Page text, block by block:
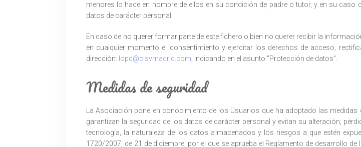
menores lo hace en nombre de ellos en su condición de padre o tutor, y en su
datos de carácter personal.
En caso de no querer formar parte de este fichero o bien no querer recibir la
en cualquier momento el consentimiento y ejercitar los derechos de acceso,
dirección: lopd@cisvmadrid.com , indicando en el asunto "Protección de datos".
Medidas de seguridad
La Asociación pone en conocimiento de los Usuarios que ha adoptado las
garantizan la seguridad de los datos de carácter personal y evitan su alteración,
tecnología, la naturaleza de los datos almacenados y los riesgos a que estén
1720/2007, de 21 de diciembre, por el que se aprueba el Reglamento de desarrollo